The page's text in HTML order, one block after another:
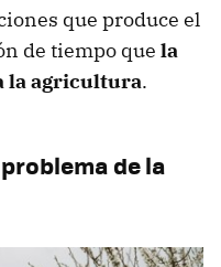
que produce el
de tiempo que la
la agricultura.
de la